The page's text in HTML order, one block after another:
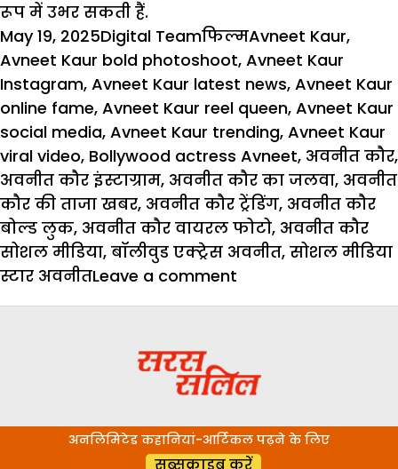
रूप में उभर सकती हैं.
Posted
on
May 19, 2025Author
Digital TeamCategories
फिल्मTags
Avneet Kaur,
Avneet Kaur bold photoshoot, Avneet Kaur
Instagram, Avneet Kaur latest news, Avneet Kaur
online fame, Avneet Kaur reel queen, Avneet Kaur
social media, Avneet Kaur trending, Avneet Kaur
viral video, Bollywood actress Avneet, अवनीत कौर,
अवनीत कौर इंस्टाग्राम, अवनीत कौर का जलवा, अवनीत
कौर की ताजा खबर, अवनीत कौर ट्रेंडिंग, अवनीत कौर
बोल्ड लुक, अवनीत कौर वायरल फोटो, अवनीत कौर
सोशल मीडिया, बॉलीवुड एक्ट्रेस अवनीत, सोशल मीडिया
स्टार अवनीतLeave a comment
पर
ही
रह
अनलिमिटेड कहानियां-आर्टिकल पढ़ने के लिए